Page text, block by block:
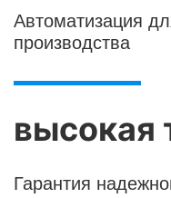
Автоматизация
производства
высокая
Гарантия